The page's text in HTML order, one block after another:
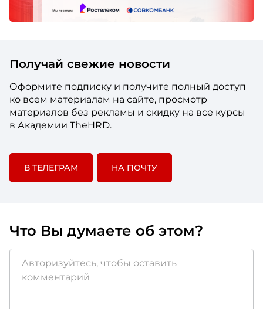
Получай свежие новости
Оформите подписку и получите полный доступ
ко всем материалам на сайте, просмотр
материалов без рекламы и скидку на все курсы
в Академии TheHRD.
В ТЕЛЕГРАМ НА ПОЧТУ
Что Вы думаете об этом?